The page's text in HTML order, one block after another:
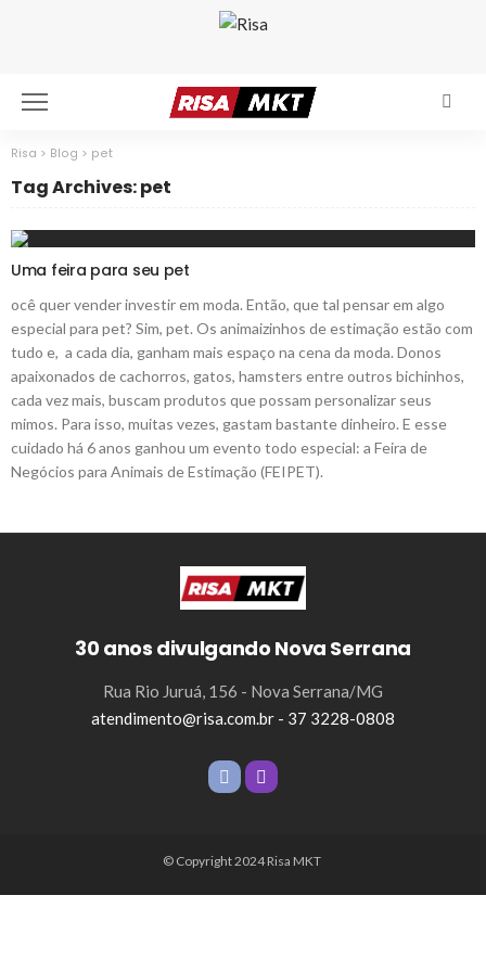
Risa > Blog > pet
Tag Archives: pet
Uma feira para seu pet
ocê quer vender investir em moda. Então, que tal pensar em algo
especial para pet? Sim, pet. Os animaizinhos de estimação estão com
tudo e, a cada dia, ganham mais espaço na cena da moda. Donos
apaixonados de cachorros, gatos, hamsters entre outros bichinhos,
cada vez mais, buscam produtos que possam personalizar seus
mimos. Para isso, muitas vezes, gastam bastante dinheiro. E esse
cuidado há 6 anos ganhou um evento todo especial: a Feira de
Negócios para Animais de Estimação (FEIPET).
30 anos divulgando Nova Serrana
Rua Rio Juruá, 156 - Nova Serrana/MG
atendimento@risa.com.br - 37 3228-0808
© Copyright 2024 Risa MKT